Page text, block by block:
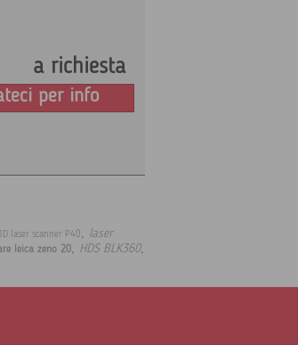
a richiesta
per info
laser scanner P40, laser
leica zeno 20, HDS BLK360,